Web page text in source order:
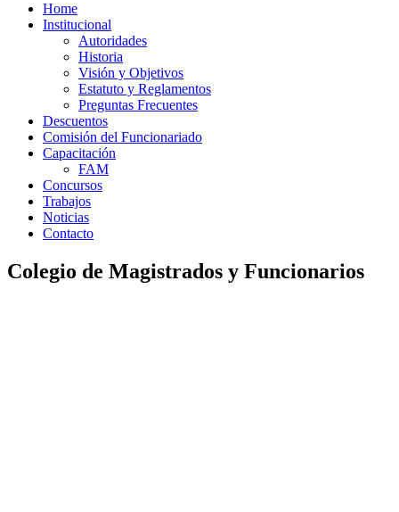
Home
Institucional
Autoridades
Historia
Visión y Objetivos
Estatuto y Reglamentos
Preguntas Frecuentes
Descuentos
Comisión del Funcionariado
Capacitación
FAM
Concursos
Trabajos
Noticias
Contacto
Colegio de Magistrados y Funcionarios